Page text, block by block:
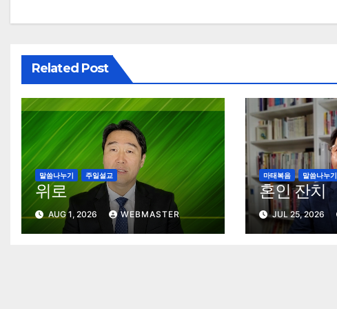
Related Post
말씀나누기 주일설교
위로
AUG 1, 2026 WEBMASTER
마태복음 말씀나누기
혼인 잔치
JUL 25, 2026